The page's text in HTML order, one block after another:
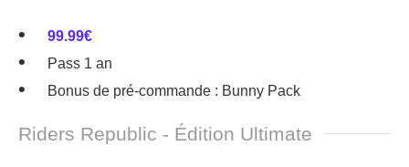
99.99€
Pass 1 an
Bonus de pré-commande : Bunny Pack
Riders Republic - Édition Ultimate